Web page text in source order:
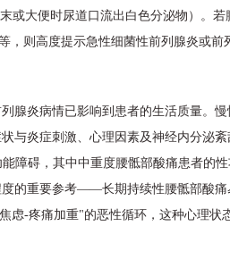
或大便时尿道口流出白色分泌物）。
，则高度提示急性细菌性前列腺炎或
腺炎病情已影响到患者的生活质量。
与炎症刺激、心理因素及神经内分泌
障碍，其中中重度腰骶部酸痛患者的
的重要参考——长期持续性腰骶部酸痛
虑-疼痛加重"的恶性循环，这种心理状